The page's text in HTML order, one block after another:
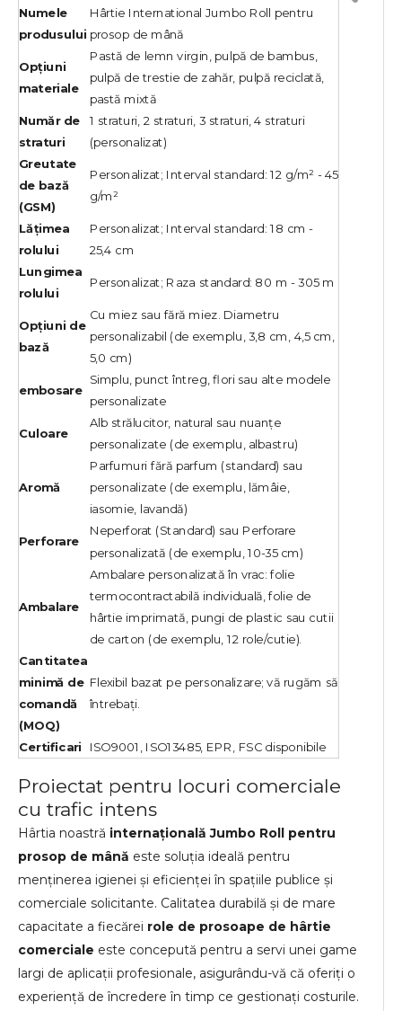
Numele
produsului
Hârtie International Jumbo Roll pentru
prosop de mână
Opțiuni
materiale
Pastă de lemn virgin, pulpă de bambus,
pulpă de trestie de zahăr, pulpă reciclată,
pastă mixtă
Număr de
straturi
1 straturi, 2 straturi, 3 straturi, 4 straturi
(personalizat)
Greutate
de bază
(GSM)
Personalizat; Interval standard: 12 g/m² - 45
g/m²
Lățimea
rolului
Personalizat; Interval standard: 18 cm -
25,4 cm
Lungimea
rolului
Personalizat; Raza standard: 80 m - 305 m
Opțiuni de
bază
Cu miez sau fără miez. Diametru
personalizabil (de exemplu, 3,8 cm, 4,5 cm,
5,0 cm)
embosare
Simplu, punct întreg, flori sau alte modele
personalizate
Culoare
Alb strălucitor, natural sau nuanțe
personalizate (de exemplu, albastru)
Aromă
Parfumuri fără parfum (standard) sau
personalizate (de exemplu, lămâie,
iasomie, lavandă)
Perforare
Neperforat (Standard) sau Perforare
personalizată (de exemplu, 10-35 cm)
Ambalare
Ambalare personalizată în vrac: folie
termocontractabilă individuală, folie de
hârtie imprimată, pungi de plastic sau cutii
de carton (de exemplu, 12 role/cutie).
Cantitatea
minimă de
comandă
(MOQ)
Flexibil bazat pe personalizare; vă rugăm să
întrebați.
Certificari ISO9001, ISO13485, EPR, FSC disponibile
Proiectat pentru locuri comerciale
cu trafic intens
Hârtia noastră internațională Jumbo Roll pentru
prosop de mână este soluția ideală pentru
menținerea igienei și eficienței în spațiile publice și
comerciale solicitante. Calitatea durabilă și de mare
capacitate a fiecărei role de prosoape de hârtie
comerciale este concepută pentru a servi unei game
largi de aplicații profesionale, asigurându-vă că oferiți o
experiență de încredere în timp ce gestionați costurile.